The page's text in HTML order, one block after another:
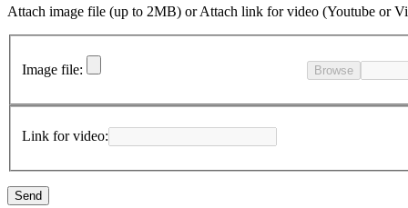
Attach image file (up to 2MB) or Attach link for video (Youtube or
Image file: Browse
Link for video: